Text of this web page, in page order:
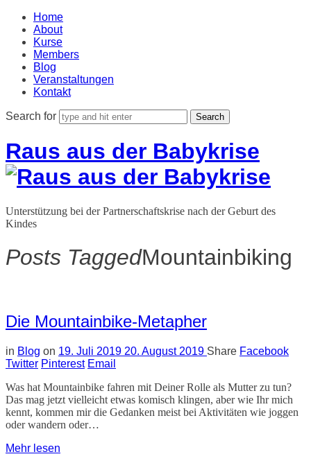
Home
About
Kurse
Members
Blog
Veranstaltungen
Kontakt
Search for
Raus aus der Babykrise
Unterstützung bei der Partnerschaftskrise nach der Geburt des
Kindes
Posts TaggedMountainbiking
Die Mountainbike-Metapher
in Blog on 19. Juli 2019 20. August 2019 Share Facebook
Twitter Pinterest Email
Was hat Mountainbike fahren mit Deiner Rolle als Mutter zu tun?
Das mag jetzt vielleicht etwas komisch klingen, aber wie Ihr mich
kennt, kommen mir die Gedanken meist bei Aktivitäten wie joggen
oder wandern oder…
Mehr lesen